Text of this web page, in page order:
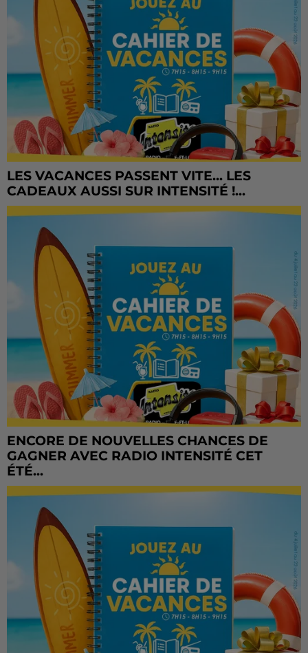
LES VACANCES PASSENT VITE... LES
CADEAUX AUSSI SUR INTENSITÉ !...
ENCORE DE NOUVELLES CHANCES DE
GAGNER AVEC RADIO INTENSITÉ CET
ÉTÉ...